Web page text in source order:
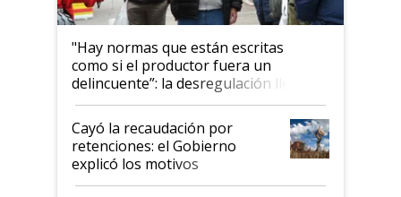
"Hay normas que están escritas
como si el productor fuera un
delincuente”: la desregulación llegó
al Congreso Aapresid y hasta se
habló del financiamiento al IPCVA
Cayó la recaudación por
retenciones: el Gobierno
explicó los motivos